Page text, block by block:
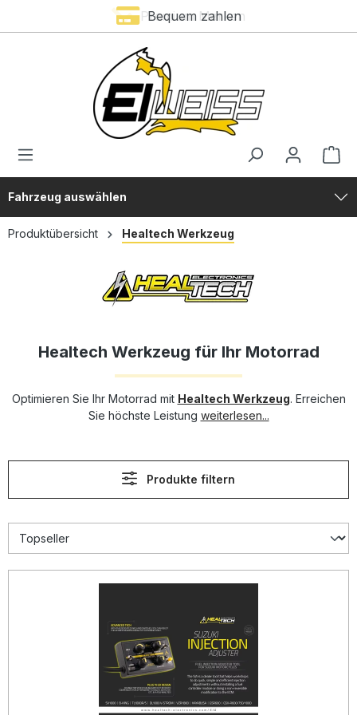
Premium Marken
Bequem zahlen
Fahrzeug auswählen
Produktübersicht Healtech Werkzeug
Healtech Werkzeug für Ihr Motorrad
Optimieren Sie Ihr Motorrad mit Healtech Werkzeug. Erreichen
Sie höchste Leistung weiterlesen...
Produkte filtern